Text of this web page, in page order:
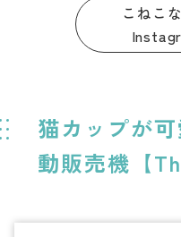
こねこ
猫カップが
動販売機【